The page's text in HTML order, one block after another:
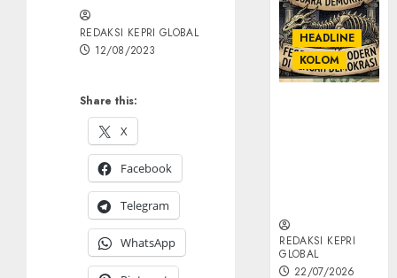
Share this:
X
Facebook
Telegram
WhatsApp
REDAKSI KEPRI GLOBAL
12/08/2023
HEADLINE
KOLOM
REDAKSI KEPRI
GLOBAL
22/07/2026